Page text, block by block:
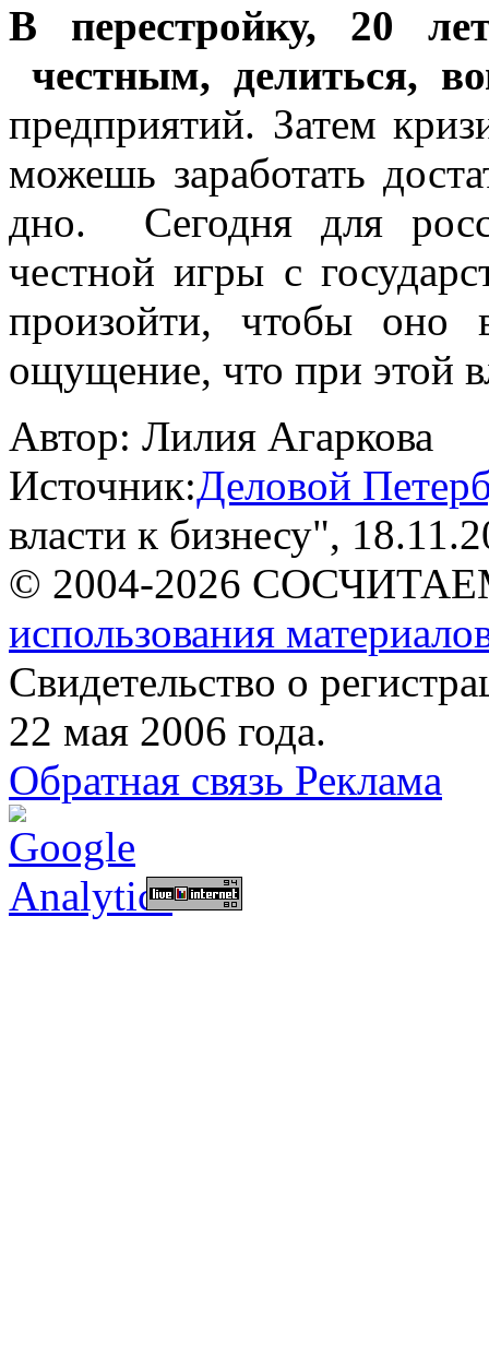
В перестройку, 20
честным, делиться,
предприятий. Затем
можешь заработать
дно. Сегодня для
честной игры с
произойти, чтобы оно
ощущение, что при этой
Автор: Лилия Агаркова
Источник:Деловой
власти к бизнесу",
© 2004-2026
использования
Свидетельство о
22 мая 2006 года.
Обратная связь Реклама